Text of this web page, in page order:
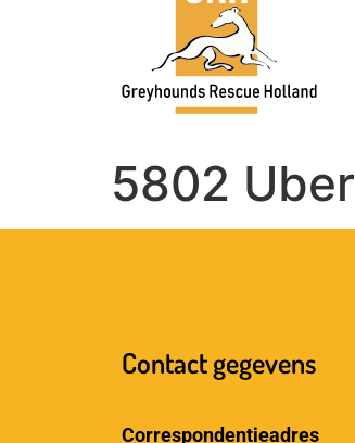
5802 Uber
Contact gegevens
Correspondentieadres